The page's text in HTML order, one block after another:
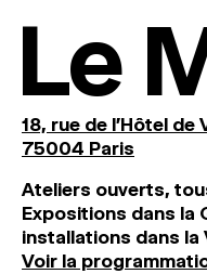
Le
18, rue de l'Hôtel de
75004 Paris
Ateliers ouverts,
Expositions dans la
installations dans la
Voir la